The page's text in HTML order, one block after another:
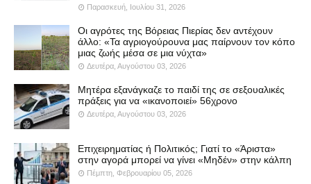
Παρασκευή, Ιουλίου 31, 2026
Οι αγρότες της Βόρειας Πιερίας δεν αντέχουν
άλλο: «Τα αγριογούρουνα μας παίρνουν τον κόπο
μιας ζωής μέσα σε μια νύχτα»
Δευτέρα, Αυγούστου 03, 2026
Μητέρα εξανάγκαζε το παιδί της σε σεξουαλικές
πράξεις για να «ικανοποιεί» 56χρονο
Δευτέρα, Αυγούστου 03, 2026
Επιχειρηματίας ή Πολιτικός; Γιατί το «Άριστα»
στην αγορά μπορεί να γίνει «Μηδέν» στην κάλπη
Πέμπτη, Φεβρουαρίου 05, 2026